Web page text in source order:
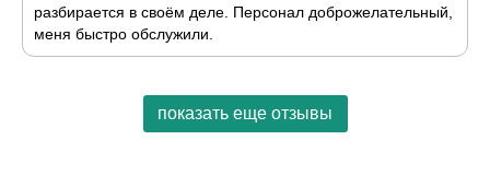
разбирается в своём деле. Персонал доброжелательный,
меня быстро обслужили.
показать еще отзывы